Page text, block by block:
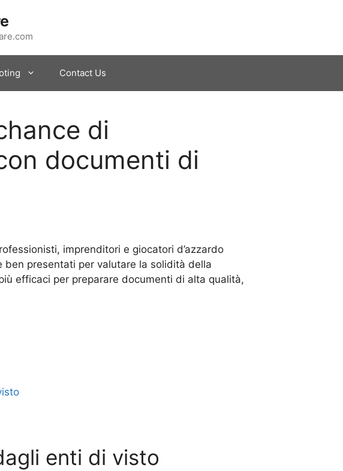
Contact Us
di
documenti di
imprenditori e giocatori d’azzardo
presentati per valutare la solidità della
efficaci per preparare documenti di alta qualità,
enti di visto